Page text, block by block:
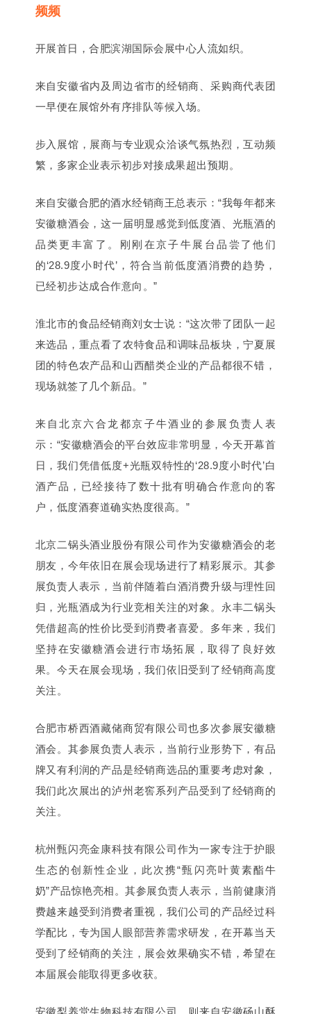
频频
开展首日，合肥滨湖国际会展中心人流如织。
来自安徽省内及周边省市的经销商、采购商代表团
一早便在展馆外有序排队等候入场。
步入展馆，展商与专业观众洽谈气氛热烈，互动频
繁，多家企业表示初步对接成果超出预期。
来自安徽合肥的酒水经销商王总表示：“我每年都来
安徽糖酒会，这一届明显感觉到低度酒、光瓶酒的
品类更丰富了。刚刚在京子牛展台品尝了他们
的‘28.9度小时代’，符合当前低度酒消费的趋势，
已经初步达成合作意向。”
淮北市的食品经销商刘女士说：“这次带了团队一起
来选品，重点看了农特食品和调味品板块，宁夏展
团的特色农产品和山西醋类企业的产品都很不错，
现场就签了几个新品。”
来自北京六合龙都京子牛酒业的参展负责人表
示：“安徽糖酒会的平台效应非常明显，今天开幕首
日，我们凭借低度+光瓶双特性的‘28.9度小时代’白
酒产品，已经接待了数十批有明确合作意向的客
户，低度酒赛道确实热度很高。”
北京二锅头酒业股份有限公司作为安徽糖酒会的老
朋友，今年依旧在展会现场进行了精彩展示。其参
展负责人表示，当前伴随着白酒消费升级与理性回
归，光瓶酒成为行业竞相关注的对象。永丰二锅头
凭借超高的性价比受到消费者喜爱。多年来，我们
坚持在安徽糖酒会进行市场拓展，取得了良好效
果。今天在展会现场，我们依 旧受到了经销商高度
关注。
合肥市桥西酒藏储商贸有限公司也多次参展安徽糖
酒会。其参展负责人表示，当前行业形势下，有品
牌又有利润的产品是经销商选品的重要考虑对象，
我们此次展出的泸州老窖系列产品受到了经销商的
关注。
杭州甄闪亮金康科技有限公司作为一家专注于护眼
生态的创新性企业，此次携“甄闪亮叶黄素酯牛
奶”产品惊艳亮相。其参展负责人表示，当前健康消
费越来越受到消费者重视，我们公司的产品经过科
学配比，专为国人眼部营养需求研发，在开幕当天
受到了经销商的关注，展会效果确实不错，希望在
本届展会能取得更多收获。